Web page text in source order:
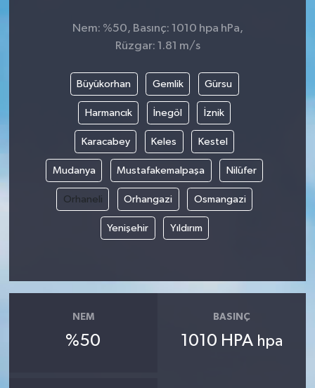
Nem: %50, Basınç: 1010 hpa hPa,
Rüzgar: 1.81 m/s
Büyükorhan Gemlik Gürsu
Harmancık İnegöl İznik
Karacabey Keles Kestel
Mudanya Mustafakemalpaşa Nilüfer
Orhaneli Orhangazi Osmangazi
Yenişehir Yıldırım
NEM
%50
BASINÇ
1010 HPA hpa